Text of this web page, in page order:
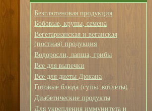
Безглютеновая продукция
Бобовые, крупы, семена
Вегетарианская и веганская
(постная) продукция
Водоросли, лапша, грибы
Все для выпечки
Все для диеты Дюкана
Готовые блюда (супы, котлеты)
Диабетические продукты
Для укрепления иммунитета и